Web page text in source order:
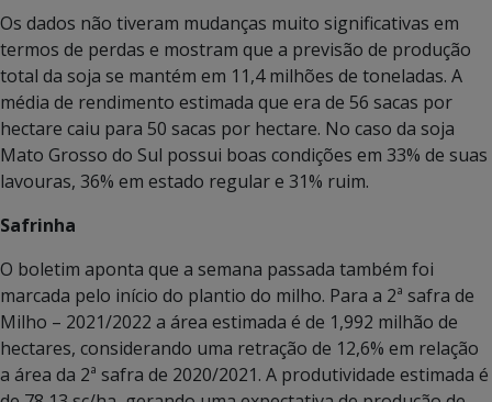
Os dados não tiveram mudanças muito significativas em
termos de perdas e mostram que a previsão de produção
total da soja se mantém em 11,4 milhões de toneladas. A
média de rendimento estimada que era de 56 sacas por
hectare caiu para 50 sacas por hectare. No caso da soja
Mato Grosso do Sul possui boas condições em 33% de suas
lavouras, 36% em estado regular e 31% ruim.
Safrinha
O boletim aponta que a semana passada também foi
marcada pelo início do plantio do milho. Para a 2ª safra de
Milho – 2021/2022 a área estimada é de 1,992 milhão de
hectares, considerando uma retração de 12,6% em relação
a área da 2ª safra de 2020/2021. A produtividade estimada é